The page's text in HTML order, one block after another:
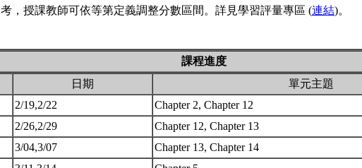
考，授課教師可依等第定義調整分數區間。詳見學習評量專區 (連結)。
課程進度
日期
單元主題
2/19,2/22
Chapter 2, Chapter 12
2/26,2/29
Chapter 12, Chapter 13
3/04,3/07
Chapter 13, Chapter 14